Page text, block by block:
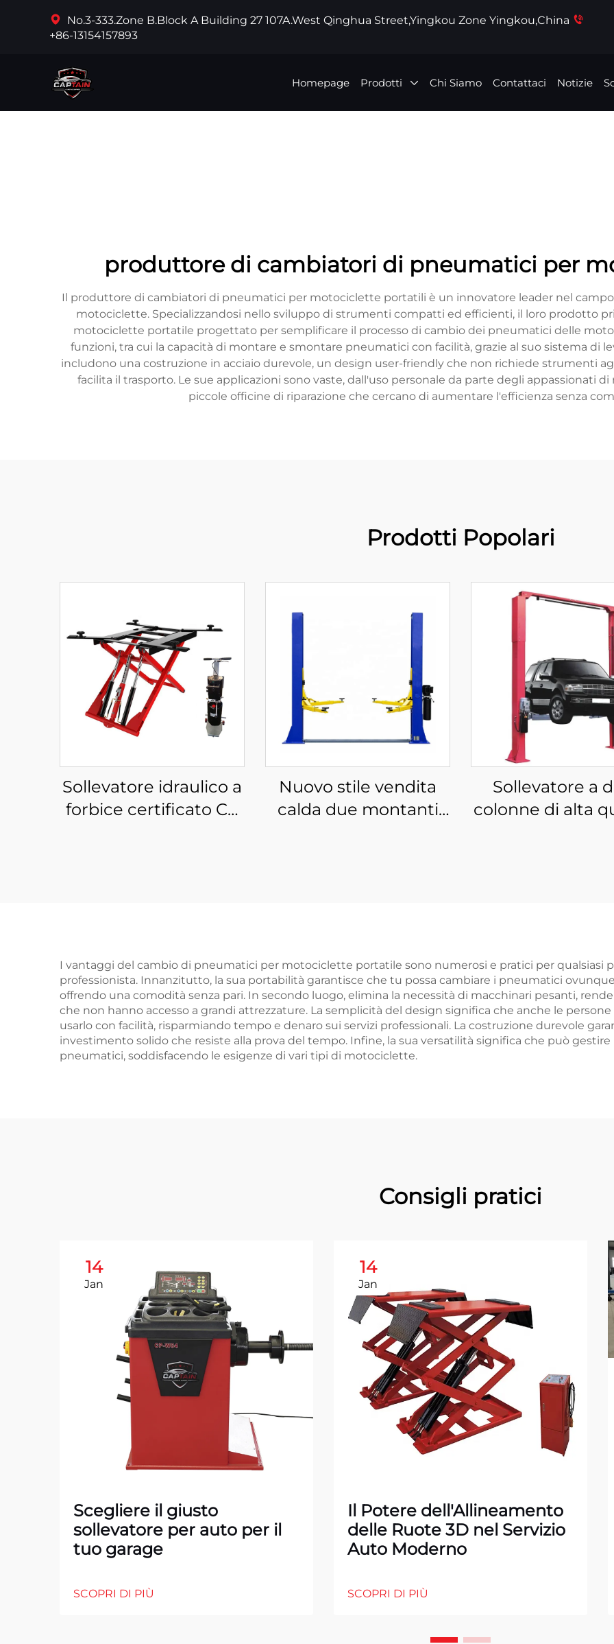
No.3-333.Zone B.Block A Building 27 107A.West Qinghua Street,Yingkou Zone Yingkou,China
+86-13154157893
Homepage Prodotti Chi Siamo Contattaci Notizie
produttore di cambiatori di pneumatici per
Il produttore di cambiatori di pneumatici per motociclette portatili è un innovatore leader nel
motociclette. Specializzandosi nello sviluppo di strumenti compatti ed efficienti, il loro prodotto
motociclette portatile progettato per semplificare il processo di cambio dei pneumatici delle
funzioni, tra cui la capacità di montare e smontare pneumatici con facilità, grazie al suo sistema di
includono una costruzione in acciaio durevole, un design user-friendly che non richiede strumenti
facilita il trasporto. Le sue applicazioni sono vaste, dall'uso personale da parte degli appassionati
piccole officine di riparazione che cercano di aumentare l'efficienza senza
Prodotti Popolari
Sollevatore idraulico a
forbice certificato CE
Nuovo stile vendita
calda due montanti
Sollevatore a
colonne di alta
I vantaggi del cambio di pneumatici per motociclette portatile sono numerosi e pratici per qualsiasi
professionista. Innanzitutto, la sua portabilità garantisce che tu possa cambiare i pneumatici
offrendo una comodità senza pari. In secondo luogo, elimina la necessità di macchinari pesanti,
che non hanno accesso a grandi attrezzature. La semplicità del design significa che anche le
usarlo con facilità, risparmiando tempo e denaro sui servizi professionali. La costruzione durevole
investimento solido che resiste alla prova del tempo. Infine, la sua versatilità significa che può
pneumatici, soddisfacendo le esigenze di vari tipi di motociclette.
Consigli pratici
14
Jan
Scegliere il giusto
sollevatore per auto per il
tuo garage
SCOPRI DI PIÙ
14
Jan
Il Potere dell'Allineamento
delle Ruote 3D nel Servizio
Auto Moderno
SCOPRI DI PIÙ